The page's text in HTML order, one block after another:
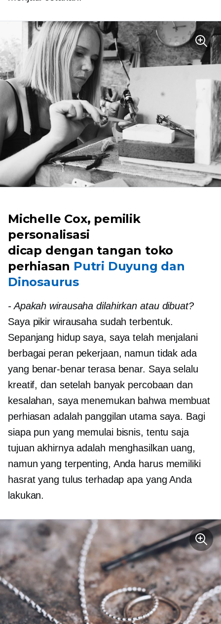
Michelle Cox, pemilik
personalisasi
dicap dengan tangan toko
perhiasan Putri Duyung dan
Dinosaurus
-Apakah wirausaha dilahirkan atau dibuat?
Saya pikir wirausaha sudah terbentuk.
Sepanjang hidup saya, saya telah menjalani
berbagai peran pekerjaan, namun tidak ada
yang benar-benar terasa benar. Saya selalu
kreatif, dan setelah banyak percobaan dan
kesalahan, saya menemukan bahwa membuat
perhiasan adalah panggilan utama saya. Bagi
siapa pun yang memulai bisnis, tentu saja
tujuan akhirnya adalah menghasilkan uang,
namun yang terpenting, Anda harus memiliki
hasrat yang tulus terhadap apa yang Anda
lakukan.